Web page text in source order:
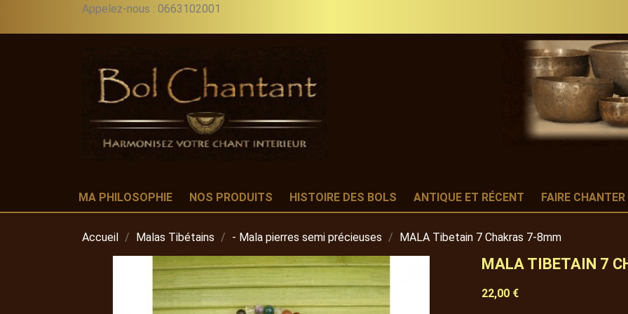
Appelez-nous : 0663102001
MA PHILOSOPHIE NOS PRODUITS HISTOIRE DES BOLS ANTIQUE ET RÉCENT FAIRE
Accueil Malas Tibétains - Mala pierres semi précieuses MALA Tibetain 7 Chakras 7-8mm
MALA TIBETAIN 7
22,00 €